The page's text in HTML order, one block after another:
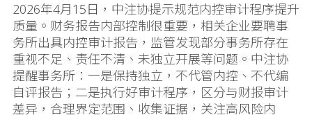
2026年4月15日，中注协提示规范内控审计程序提升
质量。财务报告内部控制很重要，相关企业要聘事
务所出具内控审计报告，监管发现部分事务所存在
重视不足、责任不清、未独立开展等问题。中注协
提醒事务所：一是保持独立，不代管内控、不代编
自评报告；二是执行好审计程序，区分与财报审计
差异，合理界定范围、收集证据，关注高风险内